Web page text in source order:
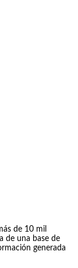
de 10 mil
de una base de
generada